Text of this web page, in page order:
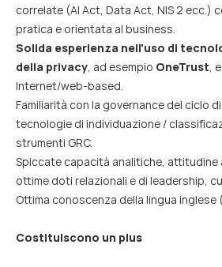
correlate (AI Act, Data Act, NIS 2 ecc.)
pratica e orientata al business.
Solida esperienza nell'uso di
della privacy, ad esempio OneTrust,
Internet/web-based.
Familiarità con la governance del ciclo
tecnologie di individuazione /
strumenti GRC.
Spiccate capacità analitiche, attitudine
ottime doti relazionali e di leadership,
Ottima conoscenza della lingua inglese
Costituiscono un plus